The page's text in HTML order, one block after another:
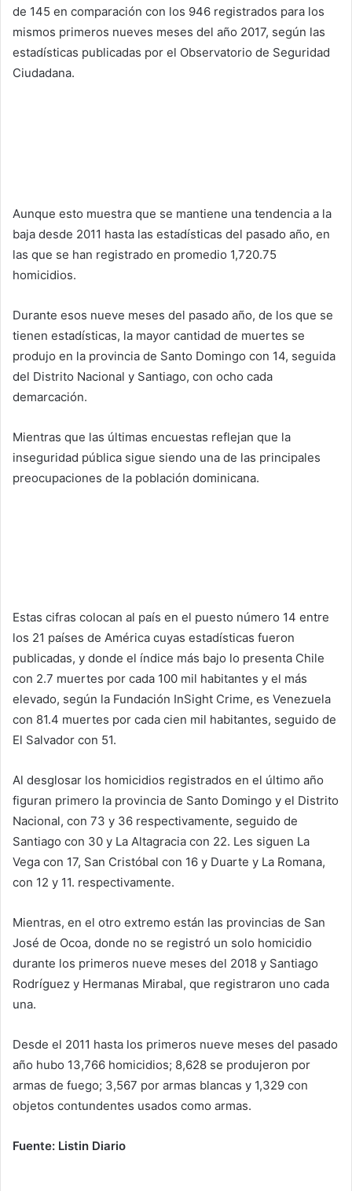
de 145 en comparación con los 946 registrados para los
mismos primeros nueves meses del año 2017, según las
estadísticas publicadas por el Observatorio de Seguridad
Ciudadana.
Aunque esto muestra que se mantiene una tendencia a la
baja desde 2011 hasta las estadísticas del pasado año, en
las que se han registrado en promedio 1,720.75
homicidios.
Durante esos nueve meses del pasado año, de los que se
tienen estadísticas, la mayor cantidad de muertes se
produjo en la provincia de Santo Domingo con 14, seguida
del Distrito Nacional y Santiago, con ocho cada
demarcación.
Mientras que las últimas encuestas reflejan que la
inseguridad pública sigue siendo una de las principales
preocupaciones de la población dominicana.
Estas cifras colocan al país en el puesto número 14 entre
los 21 países de América cuyas estadísticas fueron
publicadas, y donde el índice más bajo lo presenta Chile
con 2.7 muertes por cada 100 mil habitantes y el más
elevado, según la Fundación InSight Crime, es Venezuela
con 81.4 muertes por cada cien mil habitantes, seguido de
El Salvador con 51.
Al desglosar los homicidios registrados en el último año
figuran primero la provincia de Santo Domingo y el Distrito
Nacional, con 73 y 36 respectivamente, seguido de
Santiago con 30 y La Altagracia con 22. Les siguen La
Vega con 17, San Cristóbal con 16 y Duarte y La Romana,
con 12 y 11. respectivamente.
Mientras, en el otro extremo están las provincias de San
José de Ocoa, donde no se registró un solo homicidio
durante los primeros nueve meses del 2018 y Santiago
Rodríguez y Hermanas Mirabal, que registraron uno cada
una.
Desde el 2011 hasta los primeros nueve meses del pasado
año hubo 13,766 homicidios; 8,628 se produjeron por
armas de fuego; 3,567 por armas blancas y 1,329 con
objetos contundentes usados como armas.
Fuente: Listin Diario